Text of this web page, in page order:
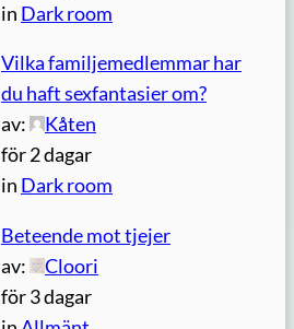
in Dark room
Vilka familjemedlemmar har
du haft sexfantasier om?
av:
Kåten
för 2 dagar
in Dark room
Beteende mot tjejer
av:
Cloori
för 3 dagar